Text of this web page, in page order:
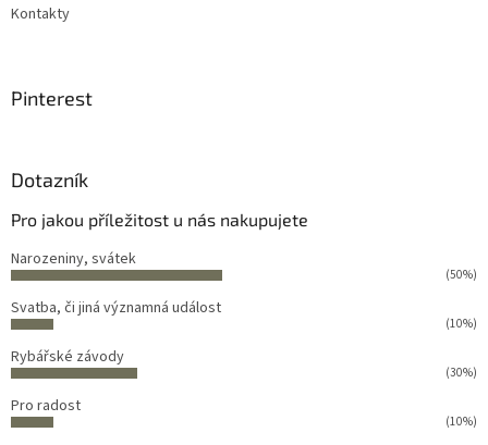
Kontakty
Pinterest
Dotazník
Pro jakou příležitost u nás nakupujete
Narozeniny, svátek
(50%)
Svatba, či jiná významná událost
(10%)
Rybářské závody
(30%)
Pro radost
(10%)